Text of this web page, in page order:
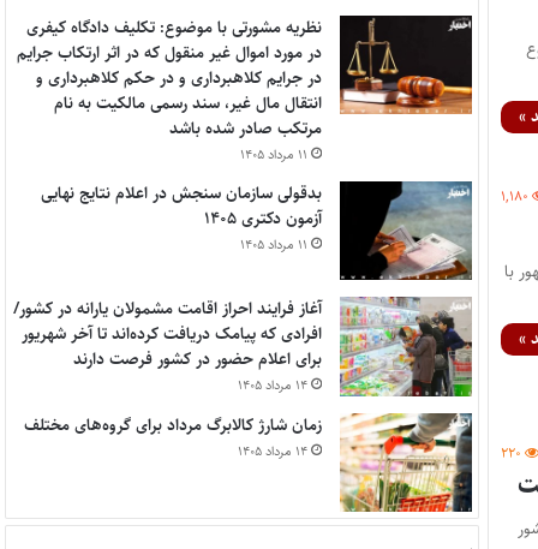
»
۱,۱۸۰
با
»
۲۲۰
نظریه مشورتی با موضوع: تکلیف دادگاه کیفری
در مورد اموال غیر منقول که در اثر ارتکاب جرایم
در جرایم کلاهبرداری و در حکم کلاهبرداری و
انتقال مال غیر، سند رسمی مالکیت به نام
مرتکب صادر شده باشد
۱۱ مرداد ۱۴۰۵
بدقولی سازمان سنجش در اعلام نتایج نهایی
آزمون دکتری ۱۴۰۵
۱۱ مرداد ۱۴۰۵
آغاز فرایند احراز اقامت مشمولان یارانه در کشور/
افرادی که پیامک دریافت کرده‌اند تا آخر شهریور
برای اعلام حضور در کشور فرصت دارند
۱۴ مرداد ۱۴۰۵
زمان شارژ کالابرگ مرداد برای گروه‌های مختلف
۱۴ مرداد ۱۴۰۵